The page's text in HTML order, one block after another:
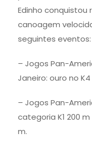
Edinho conquistou
canoagem
seguintes eventos:
– Jogos Pan-
Janeiro: ouro no
– Jogos Pan-
categoria K1 200
m.